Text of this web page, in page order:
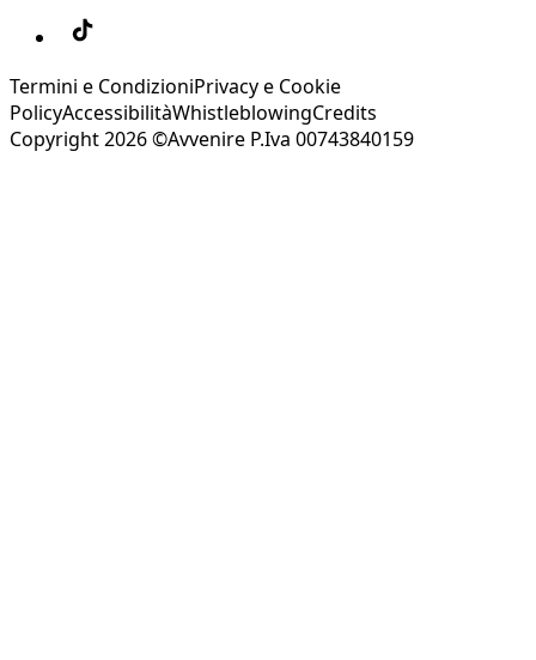
Termini e CondizioniPrivacy e Cookie
PolicyAccessibilitàWhistleblowingCredits
Copyright 2026 ©Avvenire P.Iva 00743840159